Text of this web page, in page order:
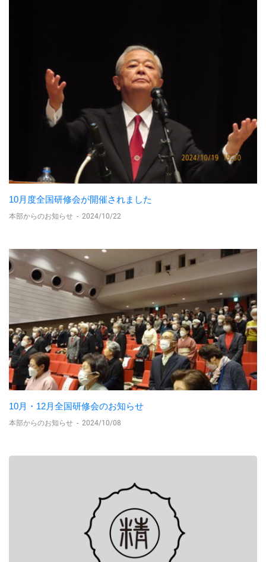
10月度全国研修会が開催されました
本部からのお知らせ - 2024/10/22
10月・12月全国研修会のお知らせ
本部からのお知らせ - 2024/10/08